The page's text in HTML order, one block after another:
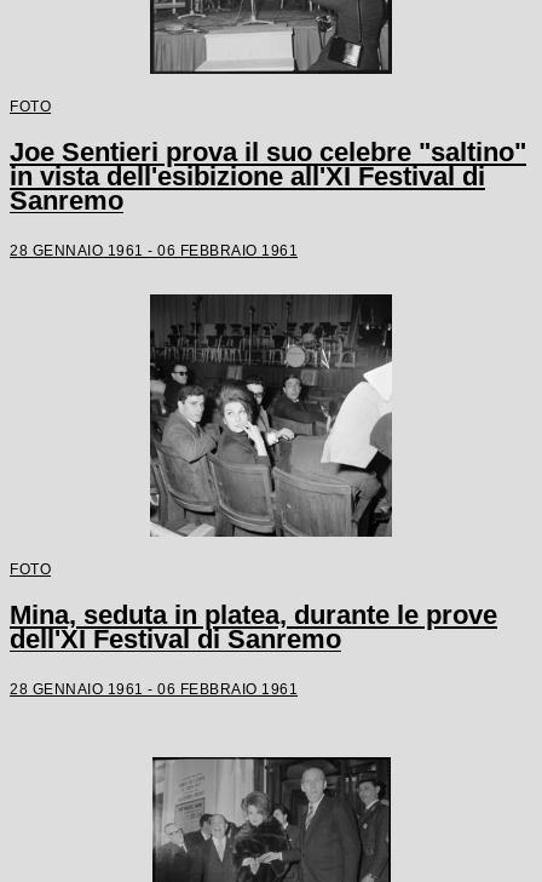
FOTO
Joe Sentieri prova il suo celebre "saltino"
in vista dell'esibizione all'XI Festival di
Sanremo
28 GENNAIO 1961 - 06 FEBBRAIO 1961
FOTO
Mina, seduta in platea, durante le prove
dell'XI Festival di Sanremo
28 GENNAIO 1961 - 06 FEBBRAIO 1961